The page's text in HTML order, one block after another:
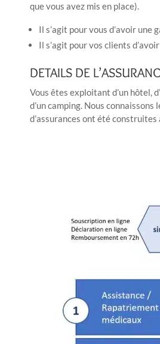
que vous avez mis en place).
Il s’agit pour vous d’avoir une
Il s’agit pour vos clients
DETAILS DE
Vous êtes exploitant d’un hôtel,
d’un camping. Nous
d’assurances ont été